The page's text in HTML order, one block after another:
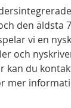
den äldsta
vi en
och
kan du
mer